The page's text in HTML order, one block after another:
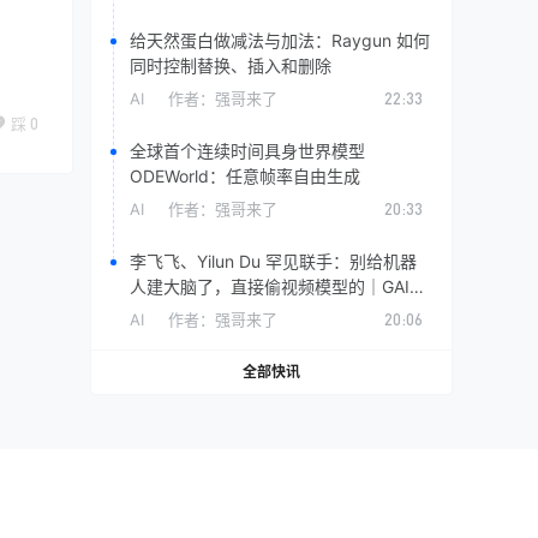
踩 0
给天然蛋白做减法与加法：Raygun 如何
同时控制替换、插入和删除
AI 作者： 强哥来了 22:33
全球首个连续时间具身世界模型
ODEWorld：任意帧率自由生成
AI 作者： 强哥来了 20:33
李飞飞、Yilun Du 罕见联手：别给机器
人建大脑了，直接偷视频模型的｜GAIR
Paper 115
AI 作者： 强哥来了 20:06
全部快讯